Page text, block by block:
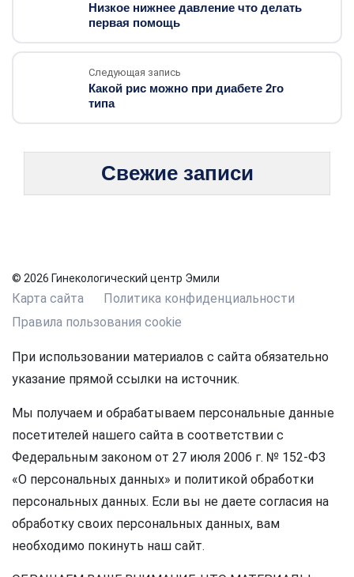
Низкое нижнее давление что делать
первая помощь
Следующая запись
Какой рис можно при диабете 2го
типа
Свежие записи
© 2026 Гинекологический центр Эмили
Карта сайта
Политика конфиденциальности
Правила пользования cookie
При использовании материалов с сайта обязательно
указание прямой ссылки на источник.
Мы получаем и обрабатываем персональные данные
посетителей нашего сайта в соответствии с
Федеральным законом от 27 июля 2006 г. № 152-ФЗ
«О персональных данных» и политикой обработки
персональных данных. Если вы не даете согласия на
обработку своих персональных данных, вам
необходимо покинуть наш сайт.